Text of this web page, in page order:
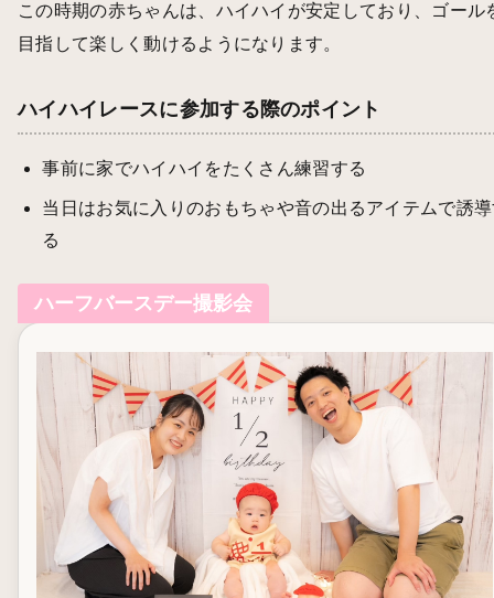
この時期の赤ちゃんは、ハイハイが安定しており、ゴール
目指して楽しく動けるようになります。
ハイハイレースに参加する際のポイント
事前に家でハイハイをたくさん練習する
当日はお気に入りのおもちゃや音の出るアイテムで誘
る
ハーフバースデー撮影会